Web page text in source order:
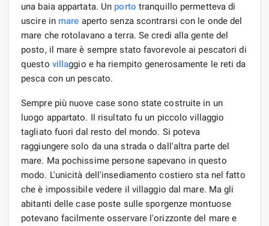
una baia appartata. Un porto tranquillo permetteva di
uscire in mare aperto senza scontrarsi con le onde del
mare che rotolavano a terra. Se credi alla gente del
posto, il mare è sempre stato favorevole ai pescatori di
questo villaggio e ha riempito generosamente le reti da
pesca con un pescato.
Sempre più nuove case sono state costruite in un
luogo appartato. Il risultato fu un piccolo villaggio
tagliato fuori dal resto del mondo. Si poteva
raggiungere solo da una strada o dall'altra parte del
mare. Ma pochissime persone sapevano in questo
modo. L'unicità dell'insediamento costiero sta nel fatto
che è impossibile vedere il villaggio dal mare. Ma gli
abitanti delle case poste sulle sporgenze montuose
potevano facilmente osservare l'orizzonte del mare e